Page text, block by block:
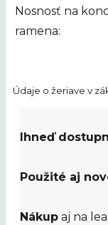
Nosnosť na
ramena:
Údaje o žeriave v
Ihneď
Použité aj
Nákup aj na